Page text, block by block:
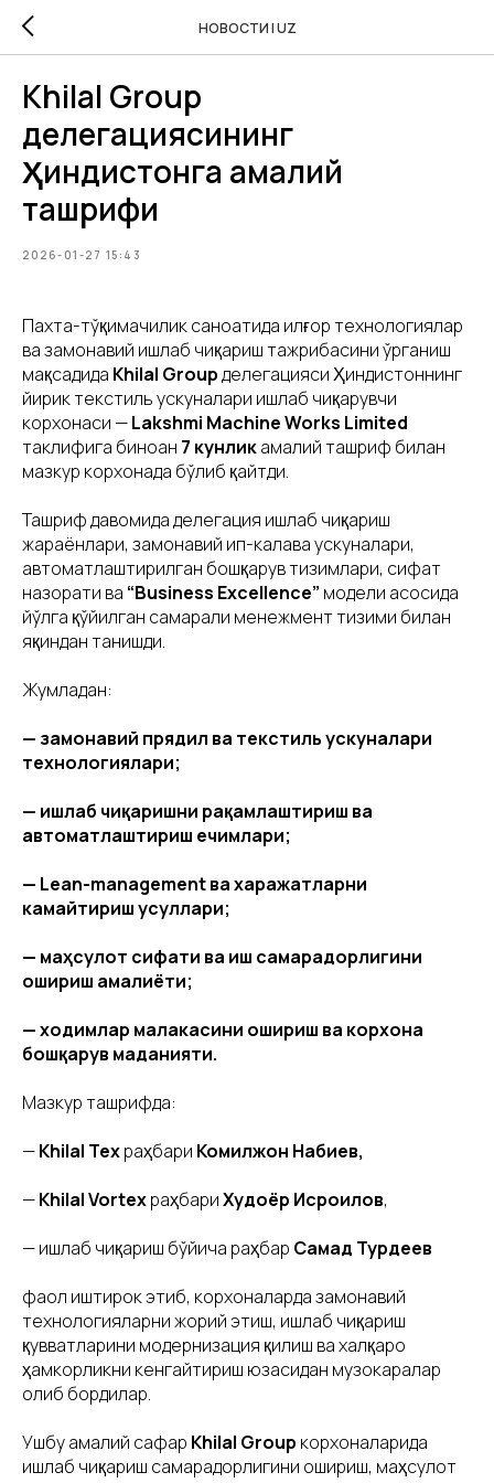
НОВОСТИ | UZ
Khilal Group
делегациясининг
Ҳиндистонга амалий
ташрифи
2026-01-27 15:43
Пахта-тўқимачилик саноатида илғор технологиялар
ва замонавий ишлаб чиқариш тажрибасини ўрганиш
мақсадида Khilal Groupделегацияси Ҳиндистоннинг
йирик текстиль ускуналари ишлаб чиқарувчи
корхонаси —Lakshmi Machine Works Limited
таклифига биноан 7 кунликамалий ташриф билан
мазкур корхонада бўлиб қайтди.
Ташриф давомида делегация ишлаб чиқариш
жараёнлари, замонавий ип-калава ускуналари,
автоматлаштирилган бошқарув тизимлари, сифат
назорати ва “Business Excellence” модели асосида
йўлга қўйилган самарали менежмент тизими билан
яқиндан танишди.
Жумладан:
— замонавий прядил ва текстиль ускуналари
технологиялари;
— ишлаб чиқаришни рақамлаштириш ва
автоматлаштириш ечимлари;
— Lean-management ва харажатларни
камайтириш усуллари;
— маҳсулот сифати ва иш самарадорлигини
ошириш амалиёти;
— ходимлар малакасини ошириш ва корхона
бошқарув маданияти.
Мазкур ташрифда:
—Khilal Texраҳбари Комилжон Набиев,
—Khilal VortexраҳбариХудоёр Исроилов,
— ишлаб чиқариш бўйича раҳбар Самад Турдеев
фаол иштирок этиб, корхоналарда замонавий
технологияларни жорий этиш, ишлаб чиқариш
қувватларини модернизация қилиш ва халқаро
ҳамкорликни кенгайтириш юзасидан музокаралар
олиб бордилар.
Ушбу амалий сафар Khilal Group корхоналарида
ишлаб чиқариш самарадорлигини ошириш, маҳсулот